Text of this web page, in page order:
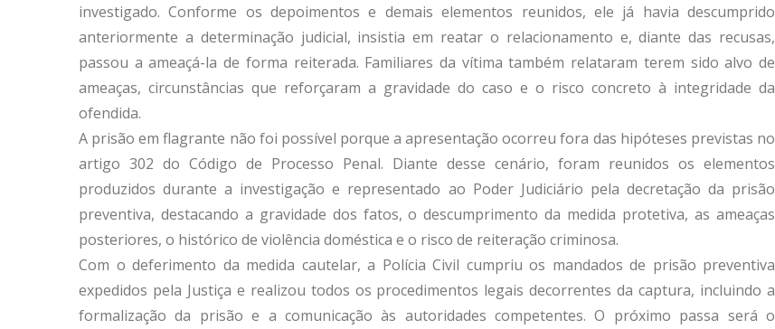
investigado. Conforme os depoimentos e demais elementos reunidos, ele já havia descumprido
anteriormente a determinação judicial, insistia em reatar o relacionamento e, diante das recusas,
passou a ameaçá-la de forma reiterada. Familiares da vítima também relataram terem sido alvo de
ameaças, circunstâncias que reforçaram a gravidade do caso e o risco concreto à integridade da
ofendida.
A prisão em flagrante não foi possível porque a apresentação ocorreu fora das hipóteses previstas no
artigo 302 do Código de Processo Penal. Diante desse cenário, foram reunidos os elementos
produzidos durante a investigação e representado ao Poder Judiciário pela decretação da prisão
preventiva, destacando a gravidade dos fatos, o descumprimento da medida protetiva, as ameaças
posteriores, o histórico de violência doméstica e o risco de reiteração criminosa.
Com o deferimento da medida cautelar, a Polícia Civil cumpriu os mandados de prisão preventiva
expedidos pela Justiça e realizou todos os procedimentos legais decorrentes da captura, incluindo a
formalização da prisão e a comunicação às autoridades competentes. O próximo passa será o